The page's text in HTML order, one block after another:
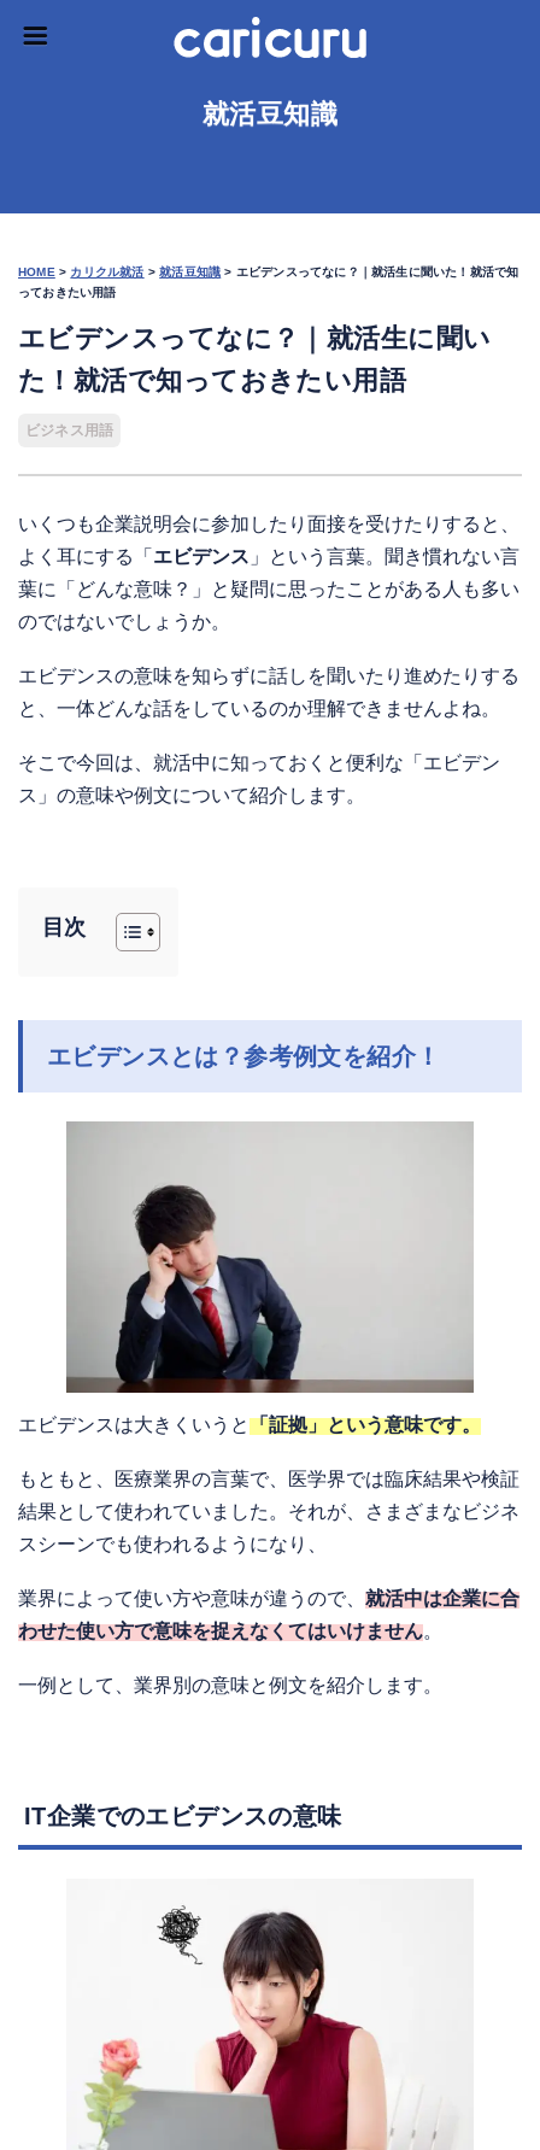
就活豆知識
HOME > カリクル就活 >就活豆知識 > エビデンスってなに？｜就活生に聞いた！就活で知
っておきたい用語
エビデンスってなに？｜就活生に聞い
た！就活で知っておきたい用語
ビジネス用語
いくつも企業説明会に参加したり面接を受けたりすると、
よく耳にする「 エビデンス 」という言葉。聞き慣れない言
葉に「どんな意味？」と疑問に思ったことがある人も多い
のではないでしょうか。
エビデンスの意味を知らずに話しを聞いたり進めたりする
と、一体どんな話をしているのか理解できませんよね。
そこで今回は、就活中に知っておくと便利な「エビデン
ス」の意味や例文について紹介します。
目次
エビデンスとは？参考例文を紹介！
エビデンスは大きくいうと「証拠」という意味です。
もともと、医療業界の言葉で、医学界では臨床結果や検証
結果として使われていました。それが、さまざまなビジネ
スシーンでも使われるようになり、
業界によって使い方や意味が違うので、 就活中は企業に合
わせた使い方で意味を捉えなくてはいけません。
一例として、業界別の意味と例文を紹介します。
IT企業でのエビデンスの意味